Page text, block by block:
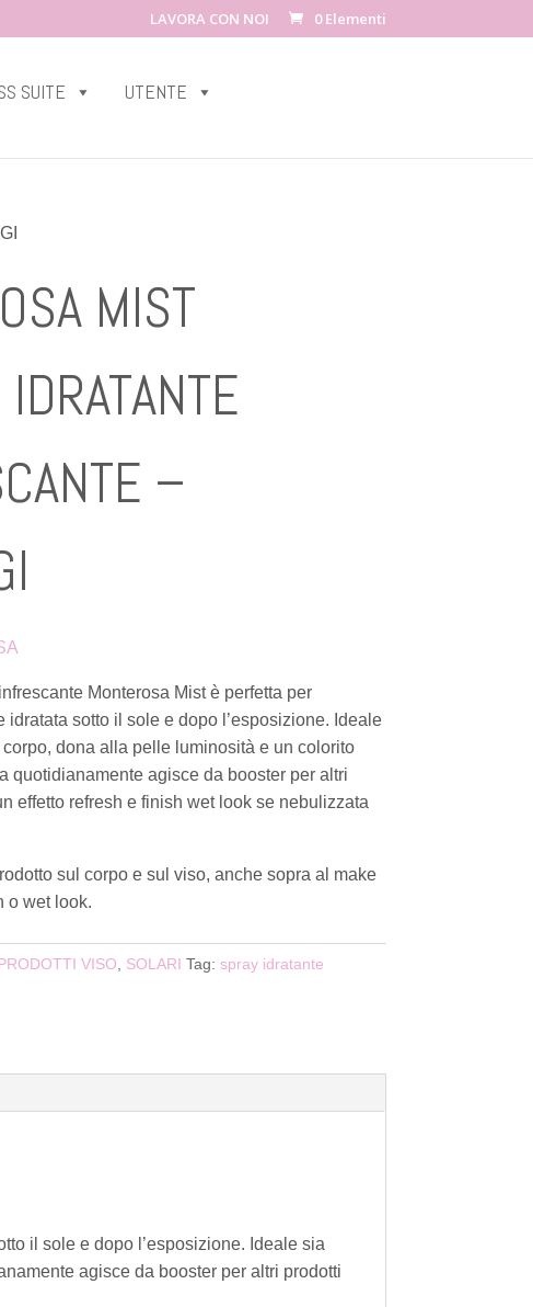
LAVORA CON NOI 0 Elementi
SUITE UTENTE
MIST
–
Monterosa Mist è perfetta per
idratata sotto il sole e dopo l’esposizione. Ideale
dona alla pelle luminosità e un colorito
quotidianamente agisce da booster per altri
effetto refresh e finish wet look se nebulizzata
sul corpo e sul viso, anche sopra al make
o wet look.
VISO SOLARI Tag: spray idratante
il sole e dopo l’esposizione. Ideale sia
agisce da booster per altri prodotti